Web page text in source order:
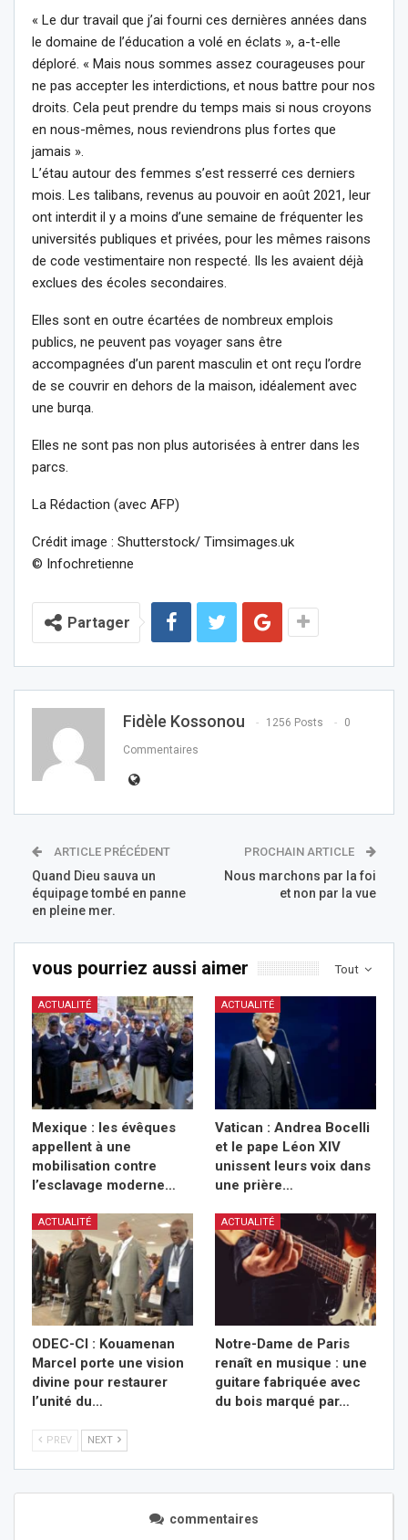
« Le dur travail que j’ai fourni ces dernières années dans
le domaine de l’éducation a volé en éclats », a-t-elle
déploré. « Mais nous sommes assez courageuses pour
ne pas accepter les interdictions, et nous battre pour nos
droits. Cela peut prendre du temps mais si nous croyons
en nous-mêmes, nous reviendrons plus fortes que
jamais ».
L’étau autour des femmes s’est resserré ces derniers
mois. Les talibans, revenus au pouvoir en août 2021, leur
ont interdit il y a moins d’une semaine de fréquenter les
universités publiques et privées, pour les mêmes raisons
de code vestimentaire non respecté. Ils les avaient déjà
exclues des écoles secondaires.
Elles sont en outre écartées de nombreux emplois
publics, ne peuvent pas voyager sans être
accompagnées d’un parent masculin et ont reçu l’ordre
de se couvrir en dehors de la maison, idéalement avec
une burqa.
Elles ne sont pas non plus autorisées à entrer dans les
parcs.
La Rédaction (avec AFP)
Crédit image : Shutterstock/ Timsimages.uk
© Infochretienne
Partager
Fidèle Kossonou 1256 Posts 0
Commentaires
ARTICLE PRÉCÉDENT
Quand Dieu sauva un
équipage tombé en panne
en pleine mer.
PROCHAIN ARTICLE
Nous marchons par la foi
et non par la vue
Tout
vous pourriez aussi aimer
ACTUALITÉ
Mexique : les évêques
appellent à une
mobilisation contre
l’esclavage moderne…
ACTUALITÉ
Vatican : Andrea Bocelli
et le pape Léon XIV
unissent leurs voix dans
une prière…
ACTUALITÉ
ODEC-CI : Kouamenan
Marcel porte une vision
divine pour restaurer
l’unité du…
ACTUALITÉ
Notre-Dame de Paris
renaît en musique : une
guitare fabriquée avec
du bois marqué par…
PREV NEXT
commentaires